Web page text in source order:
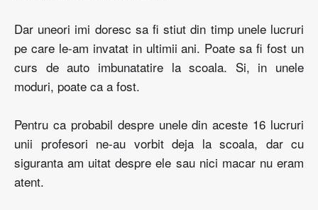
Dar uneori imi doresc sa fi stiut din timp unele lucruri
pe care le-am invatat in ultimii ani. Poate sa fi fost un
curs de auto imbunatatire la scoala. Si, in unele
moduri, poate ca a fost.
Pentru ca probabil despre unele din aceste 16 lucruri
unii profesori ne-au vorbit deja la scoala, dar cu
siguranta am uitat despre ele sau nici macar nu eram
atent.